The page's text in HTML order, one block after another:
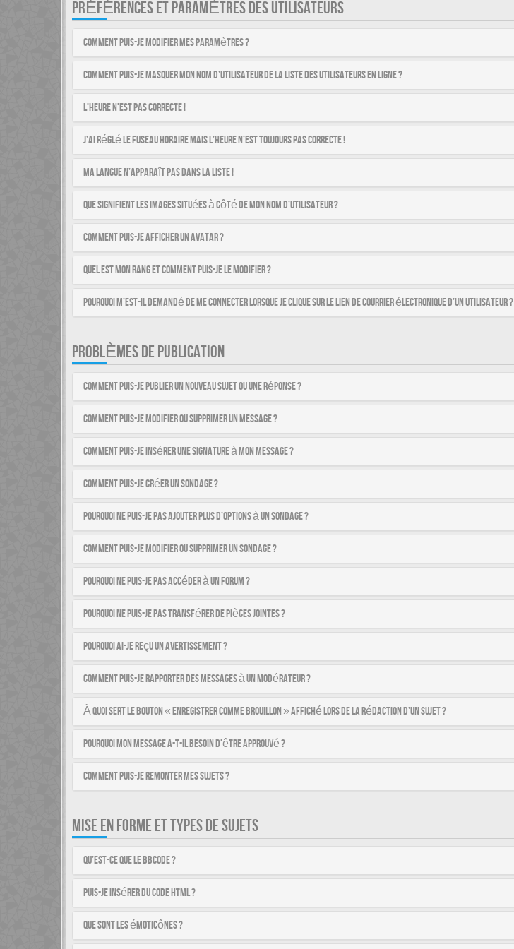
PRÉFÉRENCES ET PARAMÈTRES DES UTILISATEURS
Comment puis-je modifier mes paramètres ?
Comment puis-je masquer mon nom d’utilisateur de la liste des utilisateurs en ligne ?
L’heure n’est pas correcte !
J’ai réglé le fuseau horaire mais l’heure n’est toujours pas correcte !
Ma langue n’apparaît pas dans la liste !
Que signifient les images situées à côté de mon nom d’utilisateur ?
Comment puis-je afficher un avatar ?
Quel est mon rang et comment puis-je le modifier ?
Pourquoi m’est-il demandé de me connecter lorsque je clique sur le lien de courrier électronique d’un utilisateur ?
PROBLÈMES DE PUBLICATION
Comment puis-je publier un nouveau sujet ou une réponse ?
Comment puis-je modifier ou supprimer un message ?
Comment puis-je insérer une signature à mon message ?
Comment puis-je créer un sondage ?
Pourquoi ne puis-je pas ajouter plus d’options à un sondage ?
Comment puis-je modifier ou supprimer un sondage ?
Pourquoi ne puis-je pas accéder à un forum ?
Pourquoi ne puis-je pas transférer de pièces jointes ?
Pourquoi ai-je reçu un avertissement ?
Comment puis-je rapporter des messages à un modérateur ?
À quoi sert le bouton « Enregistrer comme brouillon » affiché lors de la rédaction d’un sujet ?
Pourquoi mon message a-t-il besoin d’être approuvé ?
Comment puis-je remonter mes sujets ?
MISE EN FORME ET TYPES DE SUJETS
Qu’est-ce que le BBCode ?
Puis-je insérer du code HTML ?
Que sont les émoticônes ?